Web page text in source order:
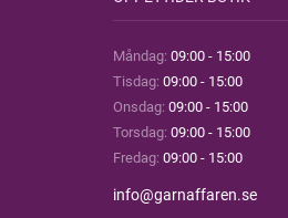
Måndag: 09:00 - 15:00
Tisdag: 09:00 - 15:00
Onsdag: 09:00 - 15:00
Torsdag: 09:00 - 15:00
Fredag: 09:00 - 15:00
info@garnaffaren.se